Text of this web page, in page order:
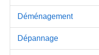
Déménagement
Dépannage